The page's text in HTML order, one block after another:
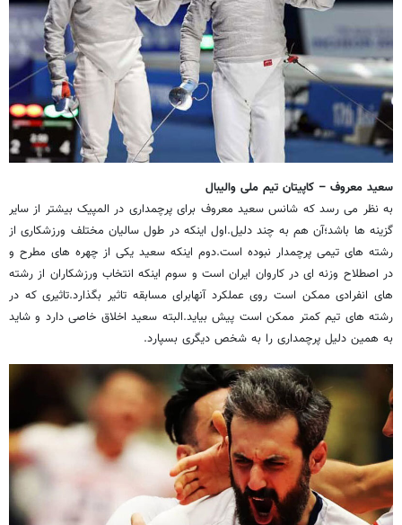
سعید معروف – کاپیتان تیم ملی والیبال
به نظر می رسد که شانس سعید معروف برای پرچمداری در المپیک بیشتر از سایر
گزینه ها باشد؛آن هم به چند دلیل.اول اینکه در طول سالیان مختلف ورزشکاری از
رشته های تیمی پرچمدار نبوده است.دوم اینکه سعید یکی از چهره های مطرح و
در اصطلاح وزنه ای در کاروان ایران است و سوم اینکه انتخاب ورزشکاران از رشته
های انفرادی ممکن است روی عملکرد آنهابرای مسابقه تاثیر بگذارد.تاثیری که در
رشته های تیم کمتر ممکن است پیش بیاید.البته سعید اخلاق خاصی دارد و شاید
به همین دلیل پرچمداری را به شخص دیگری بسپارد.